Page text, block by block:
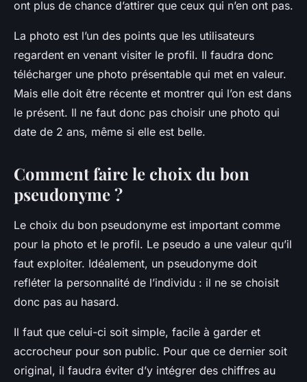
ont plus de chance d’attirer que ceux qui n’en ont pas.
La photo est l’un des points que les utilisateurs
regardent en venant visiter le profil. Il faudra donc
télécharger une photo présentable qui met en valeur.
Mais elle doit être récente et montrer qui l’on est dans
le présent. Il ne faut donc pas choisir une photo qui
date de 2 ans, même si elle est belle.
Comment faire le choix du bon
pseudonyme ?
Le choix du bon pseudonyme est important comme
pour la photo et le profil. Le pseudo a une valeur qu’il
faut exploiter. Idéalement, un pseudonyme doit
refléter la personnalité de l’individu : il ne se choisit
donc pas au hasard.
Il faut que celui-ci soit simple, facile à garder et
accrocheur pour son public. Pour que ce dernier soit
original, il faudra éviter d’y intégrer des chiffres au